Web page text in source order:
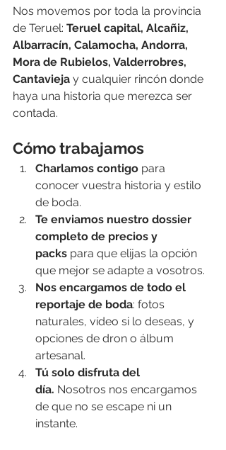
Nos movemos por toda la provincia
de Teruel: Teruel capital, Alcañiz,
Albarracín, Calamocha, Andorra,
Mora de Rubielos, Valderrobres,
Cantavieja y cualquier rincón donde
haya una historia que merezca ser
contada.
Cómo trabajamos
Charlamos contigo para
conocer vuestra historia y estilo
de boda.
Te enviamos nuestro dossier
completo de precios y
packs para que elijas la opción
que mejor se adapte a vosotros.
Nos encargamos de todo el
reportaje de boda: fotos
naturales, vídeo si lo deseas, y
opciones de dron o álbum
artesanal.
Tú solo disfruta del
día. Nosotros nos encargamos
de que no se escape ni un
instante.